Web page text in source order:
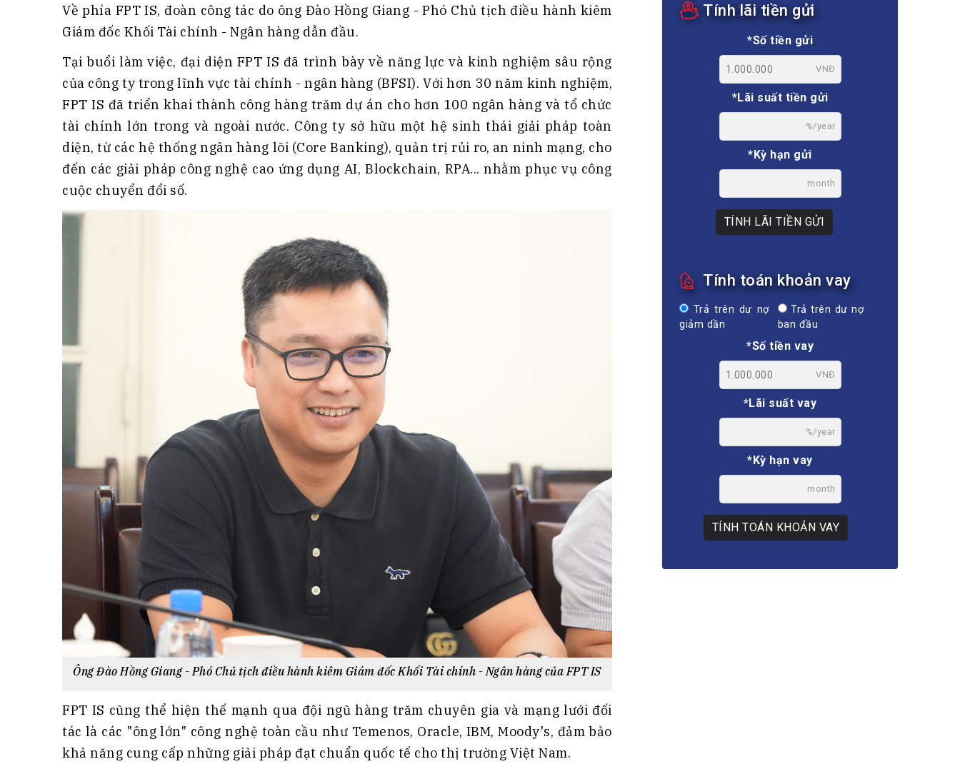
Về phía FPT IS, đoàn công tác do ông Đào Hồng Giang - Phó Chủ tịch điều hành kiêm
Giám đốc Khối Tài chính - Ngân hàng dẫn đầu.
Tại buổi làm việc, đại diện FPT IS đã trình bày về năng lực và kinh nghiệm sâu rộng
của công ty trong lĩnh vực tài chính - ngân hàng (BFSI). Với hơn 30 năm kinh nghiệm,
FPT IS đã triển khai thành công hàng trăm dự án cho hơn 100 ngân hàng và tổ chức
tài chính lớn trong và ngoài nước. Công ty sở hữu một hệ sinh thái giải pháp toàn
diện, từ các hệ thống ngân hàng lõi (Core Banking), quản trị rủi ro, an ninh mạng, cho
đến các giải pháp công nghệ cao ứng dụng AI, Blockchain, RPA... nhằm phục vụ công
cuộc chuyển đổi số.
Ông Đào Hồng Giang - Phó Chủ tịch điều hành kiêm Giám đốc Khối Tài chính - Ngân hàng của FPT IS
FPT IS cũng thể hiện thế mạnh qua đội ngũ hàng trăm chuyên gia và mạng lưới đối
tác là các "ông lớn" công nghệ toàn cầu như Temenos, Oracle, IBM, Moody's, đảm bảo
khả năng cung cấp những giải pháp đạt chuẩn quốc tế cho thị trường Việt Nam.
Tính lãi tiền gửi
*Số tiền gửi
VNĐ
*Lãi suất tiền gửi
%/year
*Kỳ hạn gửi
month
TÍNH LÃI TIỀN GỬI
Tính toán khoản vay
Trả trên dư nợ
giảm dần
Trả trên dư nợ
ban đầu
*Số tiền vay
VNĐ
*Lãi suất vay
%/year
*Kỳ hạn vay
month
TÍNH TOÁN KHOẢN VAY